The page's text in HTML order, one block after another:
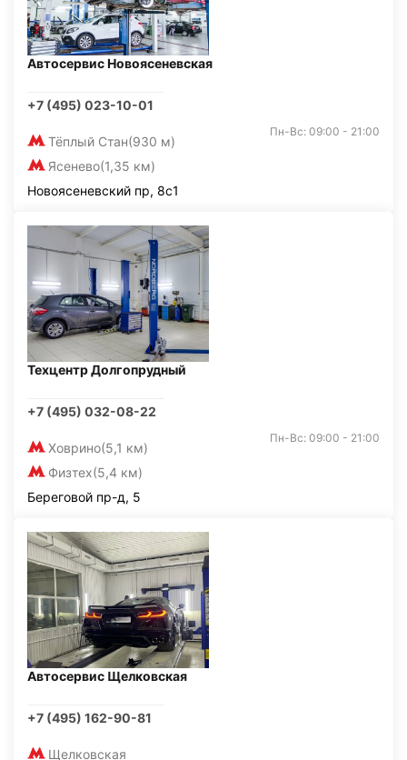
Автосервис Новоясеневская
+7 (495) 023-10-01
Тёплый Стан(930 м)
Ясенево(1,35 км)
Пн-Вс: 09:00 - 21:00
Новоясеневский пр, 8с1
Техцентр Долгопрудный
+7 (495) 032-08-22
Ховрино(5,1 км)
Физтех(5,4 км)
Пн-Вс: 09:00 - 21:00
Береговой пр-д, 5
Автосервис Щелковская
+7 (495) 162-90-81
Щелковская